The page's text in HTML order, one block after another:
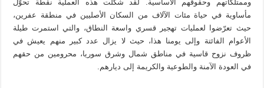
وممتلكاتهم وحقوقهم الأساسية. لقد شكّلت هذه العملية نقطة تحوّل
مأساوية في حياة مئات الآلاف من السكان الأصليين في منطقة عفرين،
حيث تعرّضوا لعمليات تهجير قسري واسعة النطاق، والتي استمرت طيلة
الأعوام الفائتة وإلى يومنا هذا، حيث لا يزال عدد كبير منهم يعيش في
ظروف نزوح قاسية في مناطق شمال وشرق سوريا، محرومين من حقهم
في العودة الآمنة والطوعية والكريمة إلى ديارهم.